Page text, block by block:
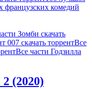
французских комедий
Зомби скачать
007 скачать торрентВсе
Все части Годзилла
(2020)